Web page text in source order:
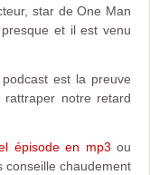
star de One Man
et il est venu
est la preuve
notre retard
épisode en mp3 ou
conseille chaudement